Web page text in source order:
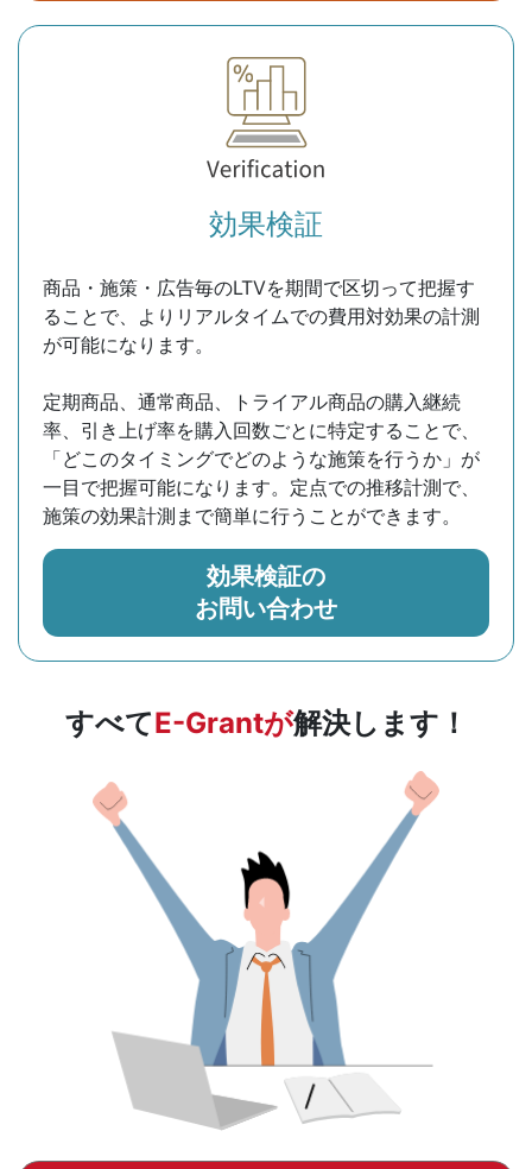
効果検証
商品・施策・広告毎のLTVを期間で区切って把握す
ることで、よりリアルタイムでの費用対効果の計測
が可能になります。
定期商品、通常商品、トライアル商品の購入継続
率、引き上げ率を購入回数ごとに特定することで、
「どこのタイミングでどのような施策を行うか」が
一目で把握可能になります。定点での推移計測で、
施策の効果計測まで簡単に行うことができます。
効果検証の
お問い合わせ
すべてE-Grantが解決します！